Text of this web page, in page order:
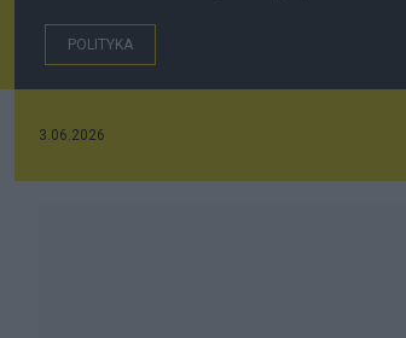
POLITYKA
3.06.2026